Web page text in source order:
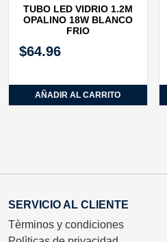
TUBO LED VIDRIO 1.2M
OPALINO 18W BLANCO
FRIO
$64.96
AÑADIR AL CARRITO
SERVICIO AL CLIENTE
Tèrminos y condiciones